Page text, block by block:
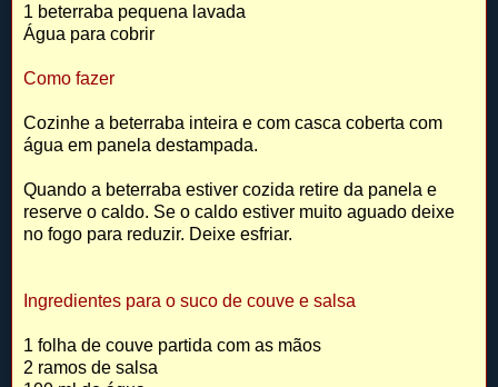
1 beterraba pequena lavada
Água para cobrir
Como fazer
Cozinhe a beterraba inteira e com casca coberta com
água em panela destampada.
Quando a beterraba estiver cozida retire da panela e
reserve o caldo. Se o caldo estiver muito aguado deixe
no fogo para reduzir. Deixe esfriar.
Ingredientes para o suco de couve e salsa
1 folha de couve partida com as mãos
2 ramos de salsa